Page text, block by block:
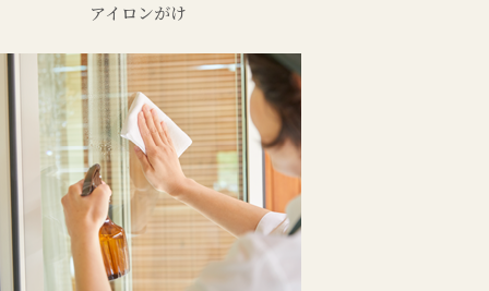
アイロンがけ